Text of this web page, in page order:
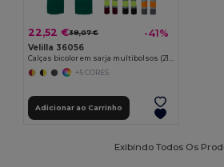
22,52 €38,07 € -41%
Velilla 36056
Calças bicolor em sarja multibolsos (210g/m²), em algodão (20%) e poliéster (80%)
+5 CORES
Adicionar ao Carrinho
Exibindo Todos Os